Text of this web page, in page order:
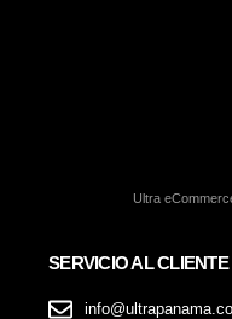
Ultra
SERVICIO AL CLIENTE